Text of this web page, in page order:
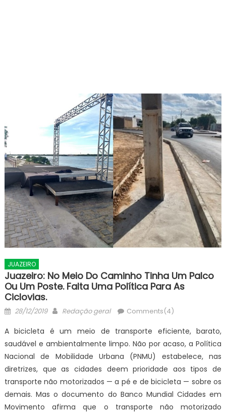
JUAZEIRO
Juazeiro: No Meio Do Caminho Tinha Um Palco
Ou Um Poste. Falta Uma Política Para As
Ciclovias.
Posted
28/12/2019 Author
Redação geral Comments(4)
A bicicleta é um meio de transporte eficiente, barato,
saudável e ambientalmente limpo. Não por acaso, a Política
Nacional de Mobilidade Urbana (PNMU) estabelece, nas
diretrizes, que as cidades deem prioridade aos tipos de
transporte não motorizados — a pé e de bicicleta — sobre os
demais. Mas o documento do Banco Mundial Cidades em
Movimento afirma que o transporte não motorizado